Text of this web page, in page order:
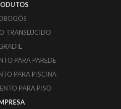
TRANSLÚCIDO
PARA PAREDE
PARA PISCINA
PARA PISO